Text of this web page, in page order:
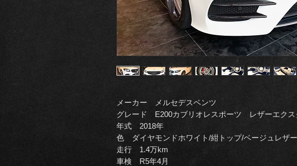
メーカー メルセデスベンツ
グレード E200カブリオレスポーツ レザーエクス
年式 2018年
色 ダイヤモンドホワイト/紺トップ/ベージュレザー
走行 1.4万km
車検 R5年4月